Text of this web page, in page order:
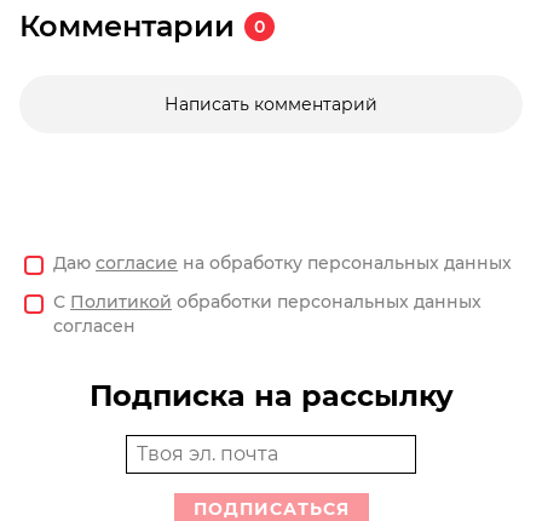
Комментарии 0
Написать комментарий
Даю согласие на обработку персональных данных
С Политикой обработки персональных данных
согласен
Подписка на рассылку
ПОДПИСАТЬСЯ